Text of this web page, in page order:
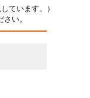
ています。）
い。